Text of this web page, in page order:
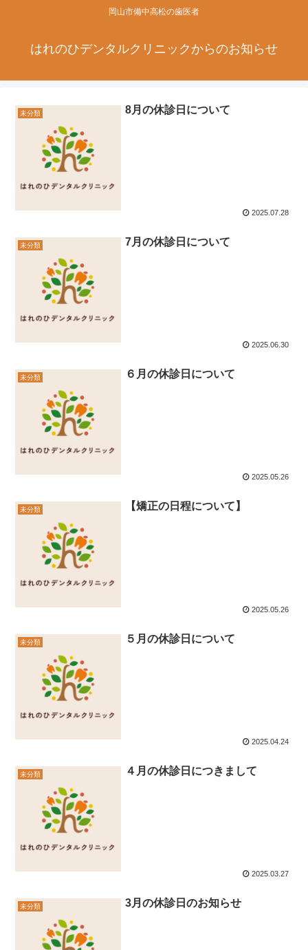
岡山市備中高松の歯医者
はれのひデンタルクリニックからのお知らせ
未分類 8月の休診日について
2025.07.28
未分類 7月の休診日について
2025.06.30
未分類 ６月の休診日について
2025.05.26
未分類 【矯正の日程について】
2025.05.26
未分類 ５月の休診日について
2025.04.24
未分類 ４月の休診日につきまして
2025.03.27
未分類 3月の休診日のお知らせ